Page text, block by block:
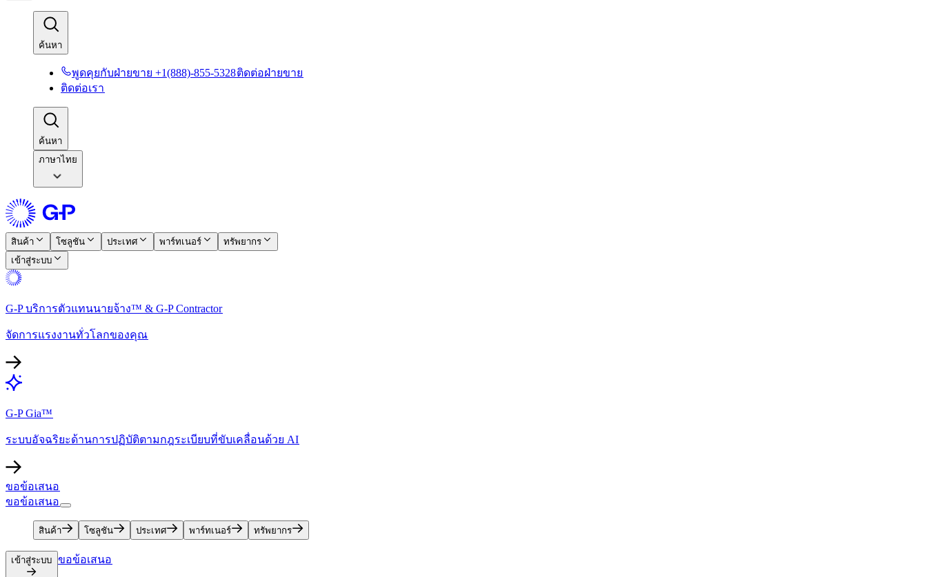
ค้นหา​​
พูดคุยกับฝ่ายขาย +1(888)-855-5328​​ติดต่อฝ่ายขาย​​
ติดต่อเรา​​
ค้นหา​​
ภาษาไทย
สินค้า​​ โซลูชัน​​ ประเทศ​​ พาร์ทเนอร์​​
ทรัพยากร​​
เข้าสู่ระบบ​​
G-P บริการตัวแทนนายจ้าง™ & G-P Contractor​​
จัดการแรงงานทั่วโลกของคุณ​​
G-P Gia™​​
ระบบอัจฉริยะด้านการปฏิบัติตามกฎระเบียบที่ขับเคลื่อนด้วย AI​​
ขอข้อเสนอ​​
ขอข้อเสนอ​​
สินค้า​​ โซลูชัน​​ ประเทศ​​ พาร์ทเนอร์​​ ทรัพยากร​​
เข้าสู่ระบบ​​ ขอข้อเสนอ​​